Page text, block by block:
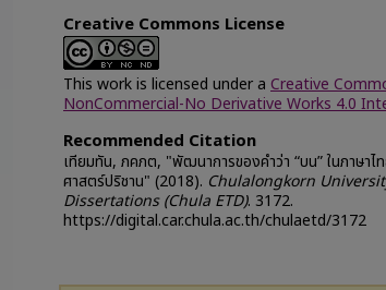
Creative Commons License
This work is licensed under a Creative
NonCommercial-No Derivative Works 4.0
Recommended Citation
เทียมทัน, ภคภต, "พัฒนาการของคำว่า “บน” ในภาษาไ
ศาสตร์ปริชาน" (2018). Chulalongkorn
Dissertations (Chula ETD). 3172.
https://digital.car.chula.ac.th/chulaetd/3172